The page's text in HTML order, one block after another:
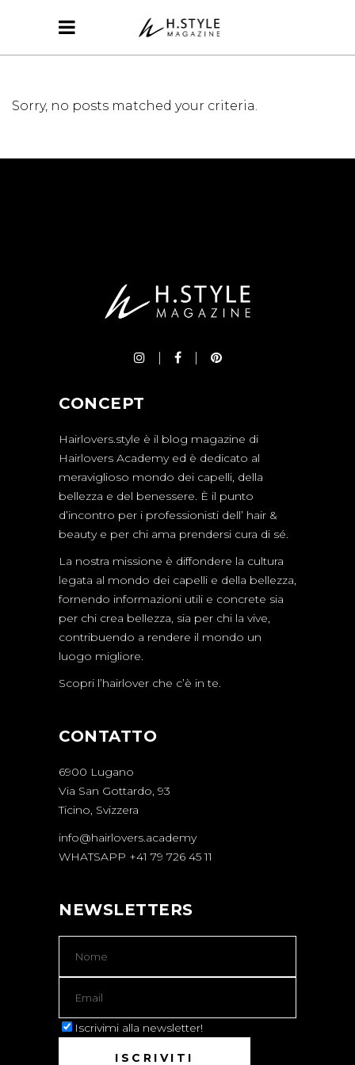
Sorry, no posts matched your criteria.
CONCEPT
Hairlovers.style è il blog magazine di
Hairlovers Academy ed è dedicato al
meraviglioso mondo dei capelli, della
bellezza e del benessere. È il punto
d’incontro per i professionisti dell’ hair &
beauty e per chi ama prendersi cura di sé.
La nostra missione è diffondere la cultura
legata al mondo dei capelli e della bellezza,
fornendo informazioni utili e concrete sia
per chi crea bellezza, sia per chi la vive,
contribuendo a rendere il mondo un
luogo migliore.
Scopri l’hairlover che c’è in te.
CONTATTO
6900 Lugano
Via San Gottardo, 93
Ticino, Svizzera
info@hairlovers.academy
WHATSAPP +41 79 726 45 11
NEWSLETTERS
Iscrivimi alla newsletter!